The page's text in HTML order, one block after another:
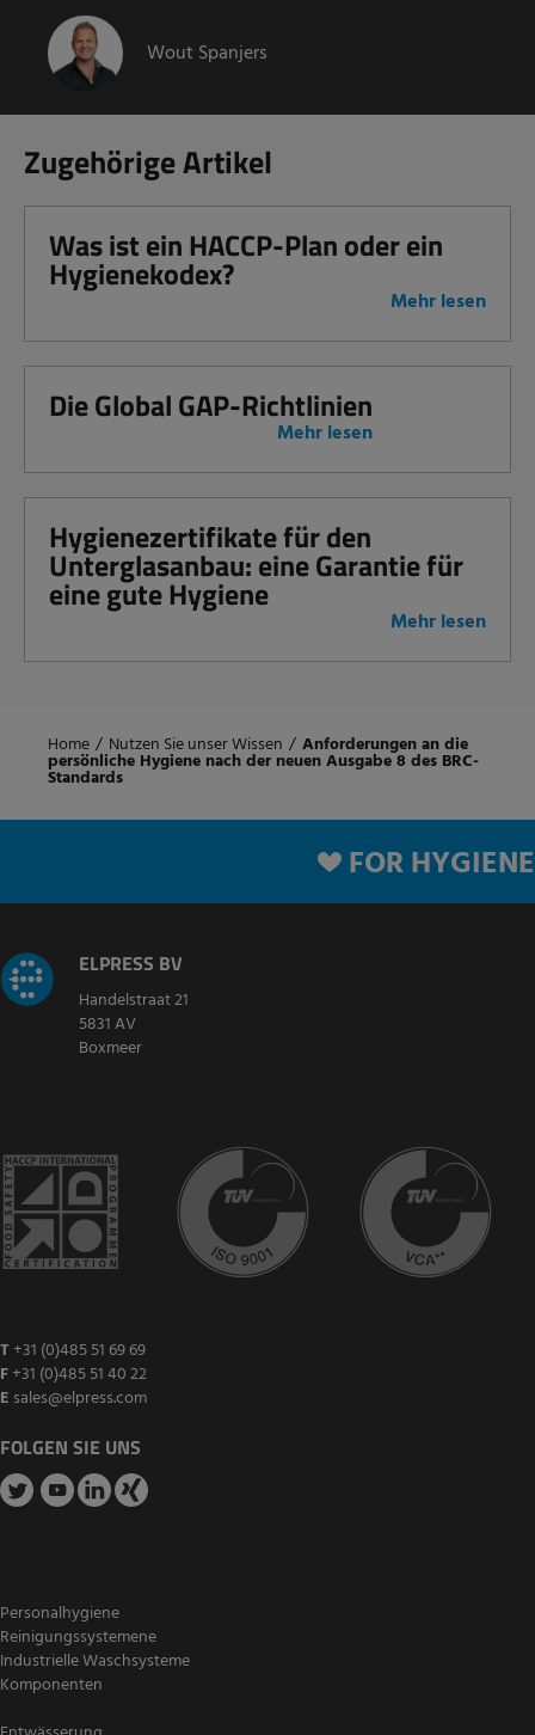
Wout Spanjers
Zugehörige Artikel
Was ist ein HACCP-Plan oder ein
Hygienekodex?
Mehr lesen
Die Global GAP-Richtlinien
Mehr lesen
Hygienezertifikate für den
Unterglasanbau: eine Garantie für
eine gute Hygiene
Mehr lesen
Home / Nutzen Sie unser Wissen / Anforderungen an die
persönliche Hygiene nach der neuen Ausgabe 8 des BRC-
Standards
FOR HYGIENE
ELPRESS BV
Handelstraat 21
5831 AV
Boxmeer
T +31 (0)485 51 69 69
F+31 (0)485 51 40 22
E sales@elpress.com
FOLGEN SIE UNS
Personalhygiene
Reinigungssystemene
Industrielle Waschsysteme
Komponenten